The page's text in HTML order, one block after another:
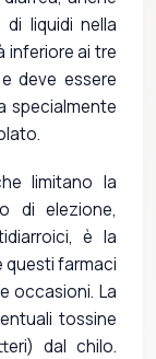
liquidi nella
inferiore ai tre
deve essere
specialmente
limitano la
di elezione,
è la
questi farmaci
occasioni. La
tossine
dal chilo.